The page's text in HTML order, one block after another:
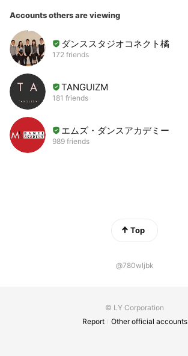
Accounts others are viewing
ダンススタジオコネクト橘
172 friends
TANGUIZM
181 friends
エムズ・ダンスアカデミー
989 friends
Top
@780wljbk
© LY Corporation
Report
Other official accounts